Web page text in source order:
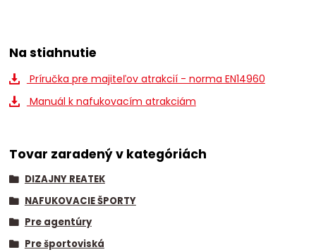
Na stiahnutie
Príručka pre majiteľov atrakcií - norma EN14960
Manuál k nafukovacím atrakciám
Tovar zaradený v kategóriách
DIZAJNY REATEK
NAFUKOVACIE ŠPORTY
Pre agentúry
Pre športoviská